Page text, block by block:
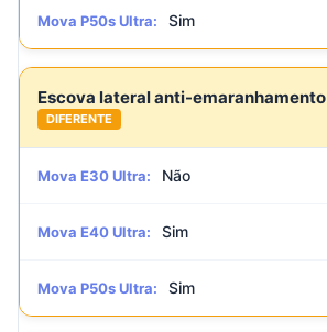
Mova P50s Ultra: Sim
Escova lateral anti-emaranhamento
DIFERENTE
Mova E30 Ultra: Não
Mova E40 Ultra: Sim
Mova P50s Ultra: Sim